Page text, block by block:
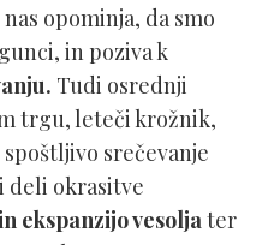
nas opominja, da smo
in poziva k
Tudi osrednji
trgu, leteči krožnik,
srečevanje
okrasitve
ekspanzijo vesoljater